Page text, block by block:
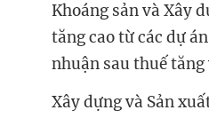
Khoáng sản và Xây
tăng cao từ các dự
nhuận sau thuế
Xây dựng và Sản